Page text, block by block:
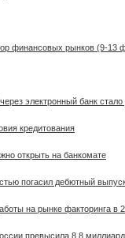
финансовых рынков (9-13
электронный банк стало
кредитования
открыть на банкомате
погасил дебютный
на рынке факторинга в
превысила 8,8